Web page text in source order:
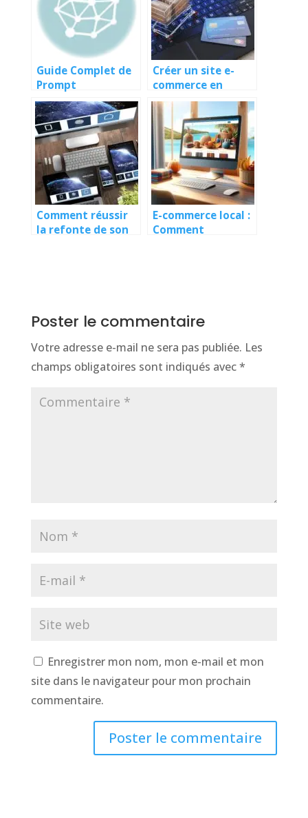
Guide Complet de
Prompt
Engineering :
Maximisez le
Potentiel de l’IA
dans Votre Secteur
Créer un site e-
commerce en
Guadeloupe : Guide
complet
Comment réussir
la refonte de son
E-commerce local :
Comment
Poster le commentaire
Votre adresse e-mail ne sera pas publiée. Les
champs obligatoires sont indiqués avec*
Enregistrer mon nom, mon e-mail et mon
site dans le navigateur pour mon prochain
commentaire.